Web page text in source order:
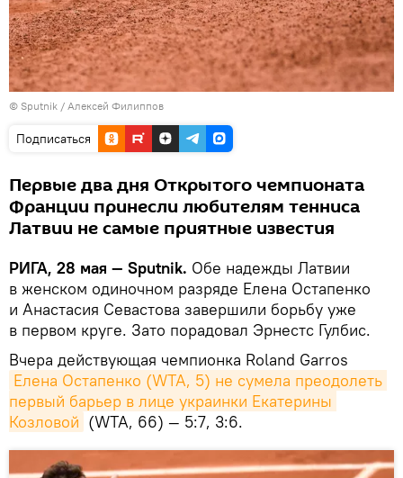
© Sputnik / Алексей Филиппов
Подписаться
Первые два дня Открытого чемпионата
Франции принесли любителям тенниса
Латвии не самые приятные известия
РИГА, 28 мая — Sputnik. Обе надежды Латвии
в женском одиночном разряде Елена Остапенко
и Анастасия Севастова завершили борьбу уже
в первом круге. Зато порадовал Эрнестc Гулбис.
Вчера действующая чемпионка Roland Garros
Елена Остапенко (WTA, 5) не сумела преодолеть
первый барьер в лице украинки Екатерины
Козловой (WTA, 66) — 5:7, 3:6.